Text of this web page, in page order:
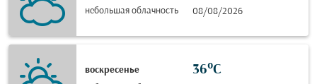
небольшая облачность
08/08/2026
воскресенье
36°C